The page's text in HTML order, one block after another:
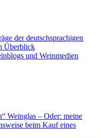
der deutschsprachigen
Überblick
und Weinmedien
Weinglas – Oder: meine
beim Kauf eines